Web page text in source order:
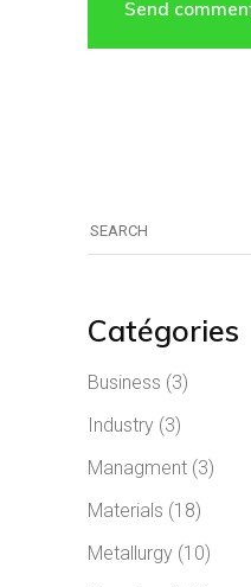
Catégories
Business (3)
Industry (3)
Managment (3)
Materials (18)
Metallurgy (10)